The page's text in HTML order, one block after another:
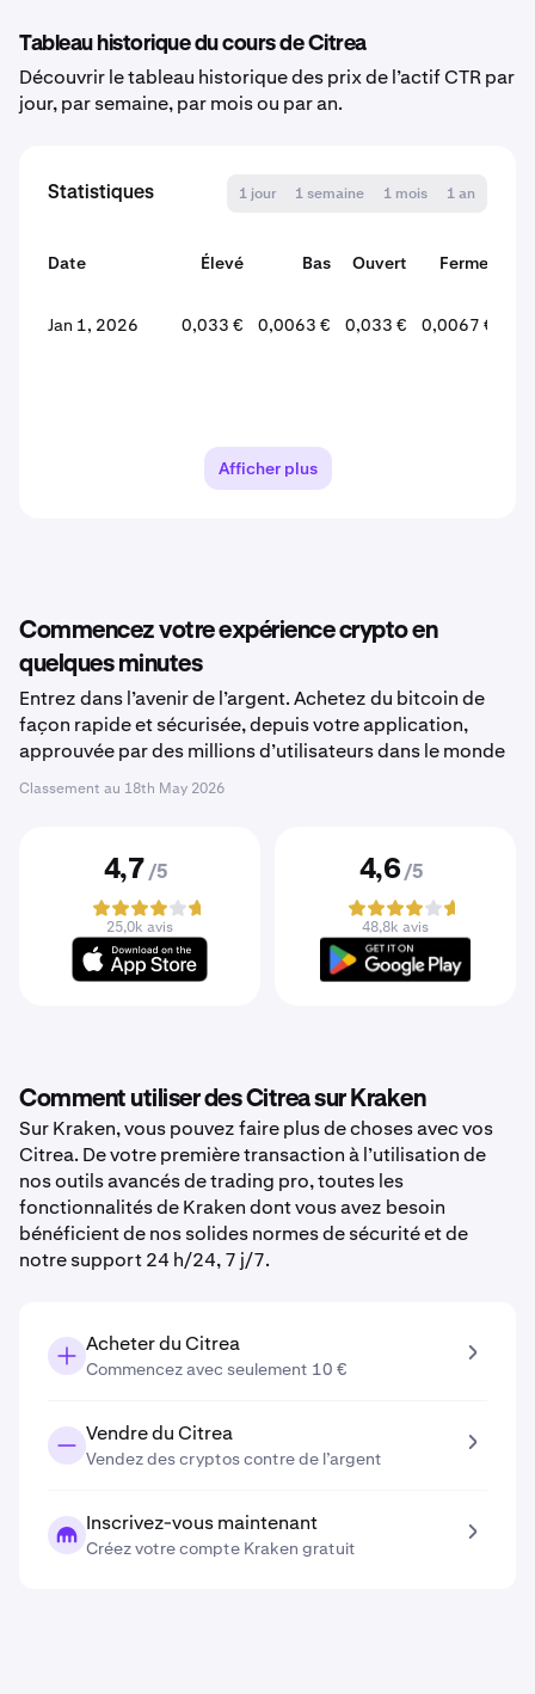
Tableau historique du cours de Citrea
Découvrir le tableau historique des prix de l’actif CTR par
jour, par semaine, par mois ou par an.
Statistiques 1 jour 1 semaine 1 mois 1 an
Date Élevé Bas Ouvert
Fermer
Jan 1, 2026
0,033 € 0,0063 € 0,033 € 0,0067 €
Afficher plus
Commencez votre expérience crypto en
quelques minutes
Entrez dans l’avenir de l’argent. Achetez du bitcoin de
façon rapide et sécurisée, depuis votre application,
approuvée par des millions d’utilisateurs dans le monde
Classement au 18th May 2026
4,7 /5
25,0k avis
4,6 /5
48,8k avis
Comment utiliser des Citrea sur Kraken
Sur Kraken, vous pouvez faire plus de choses avec vos
Citrea. De votre première transaction à l’utilisation de
nos outils avancés de trading pro, toutes les
fonctionnalités de Kraken dont vous avez besoin
bénéficient de nos solides normes de sécurité et de
notre support 24 h/24, 7 j/7.
Acheter du Citrea
Commencez avec seulement 10 €
Vendre du Citrea
Vendez des cryptos contre de l’argent
Inscrivez-vous maintenant
Créez votre compte Kraken gratuit